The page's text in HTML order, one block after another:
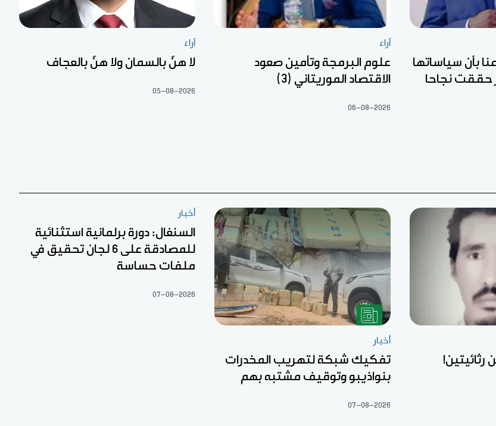
بأن سياساتها
حققت نجاحا
آراء
علوم البرمجة وتأمين صعود
الاقتصاد الموريتاني (3)
06-08-2026
آراء
لا هنّ بالسمان ولا هنّ بالعجاف
05-08-2026
رثائيتين!
أخبار
تفكيك شبكة لتهريب المخدرات
بنواذيبو وتوقيف مشتبه بهم
07-08-2026
أخبار
السنغال: دورة برلمانية استثنائية
للمصادقة على 6 لجان تحقيق في
ملفات حساسة
07-08-2026